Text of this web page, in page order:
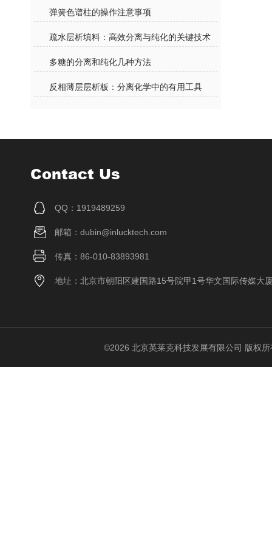
弹簧色谱柱的操作注意事项
疏水层析填料：高效分离与纯化的关键技术
多糖的分离和纯化几种方法
反相薄层层析板：分离化学中的有用工具
Contact Us
QQ：1919489259
邮箱：dubin@inlucktech.com
传真：86-010-83893981
地址：北京市朝阳区建国路15号院甲1号华文国际传媒大
©2026 北京英莱克科技发展有限公司 版